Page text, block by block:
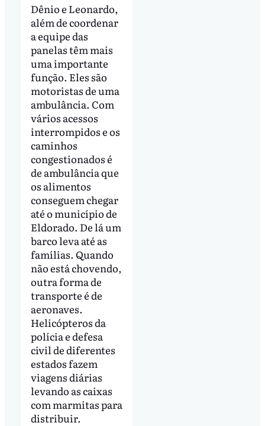
Dênio e Leonardo,
além de coordenar
a equipe das
panelas têm mais
uma importante
função. Eles são
motoristas de uma
ambulância. Com
vários acessos
interrompidos e os
caminhos
congestionados é
de ambulância que
os alimentos
conseguem chegar
até o município de
Eldorado. De lá um
barco leva até as
famílias. Quando
não está chovendo,
outra forma de
transporte é de
aeronaves.
Helicópteros da
polícia e defesa
civil de diferentes
estados fazem
viagens diárias
levando as caixas
com marmitas para
distribuir.